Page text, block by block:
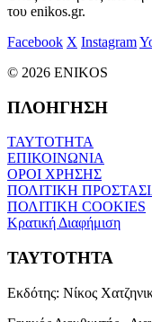
του enikos.gr.
Facebook X Instagram
© 2026 ENIKOS
ΠΛΟΗΓΗΣΗ
ΤΑΥΤΟΤΗΤΑ
ΕΠΙΚΟΙΝΩΝΙΑ
ΟΡΟΙ ΧΡΗΣΗΣ
ΠΟΛΙΤΙΚΗ
ΠΟΛΙΤΙΚΗ COOKIES
Κρατική Διαφήμιση
ΤΑΥΤΟΤΗΤΑ
Εκδότης: Νίκος